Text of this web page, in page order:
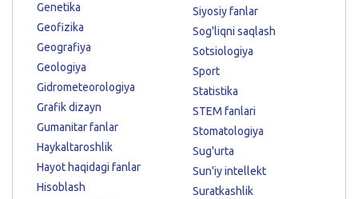
Genetika
Geofizika
Geografiya
Geologiya
Gidrometeorologiya
Grafik dizayn
Gumanitar fanlar
Haykaltaroshlik
Hayot haqidagi fanlar
Hisoblash
Siyosiy fanlar
Sog'liqni saqlash
Sotsiologiya
Sport
Statistika
STEM fanlari
Stomatologiya
Sug'urta
Sun'iy intellekt
Suratkashlik